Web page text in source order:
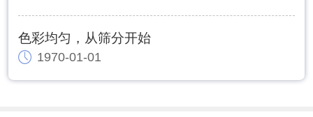
色彩均匀，从筛分开始
1970-01-01